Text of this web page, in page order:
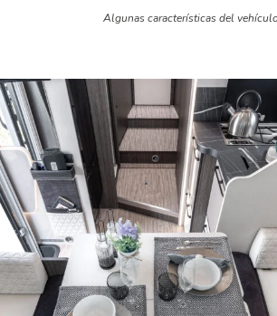
Algunas características del